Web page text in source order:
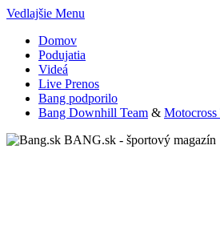
Vedlajšie Menu
Domov
Podujatia
Videá
Live Prenos
Bang podporilo
Bang Downhill Team & Motocross
BANG.sk - športový magazín